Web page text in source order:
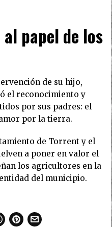
papel de los
de su hijo,
el reconocimiento y
por sus padres: el
por la tierra.
de Torrent y el
a poner en valor el
los agricultores en la
del municipio.